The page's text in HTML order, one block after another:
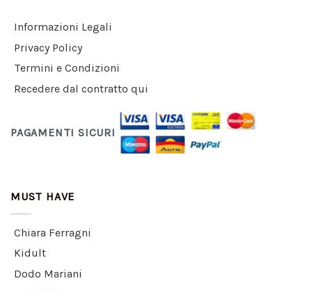
Informazioni Legali
Privacy Policy
Termini e Condizioni
Recedere dal contratto qui
PAGAMENTI SICURI
MUST HAVE
Chiara Ferragni
Kidult
Dodo Mariani